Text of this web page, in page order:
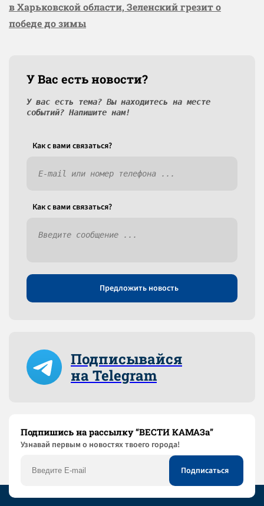
в Харьковской области, Зеленский грезит о
победе до зимы
У Вас есть новости?
У вас есть тема? Вы находитесь на месте
событий? Напишите нам!
Как c вами связаться?
Как c вами связаться?
Предложить новость
Подписывайся
на Telegram
Подпишись на рассылку “ВЕСТИ КАМАЗа”
Узнaвай первым о новостях твоего города!